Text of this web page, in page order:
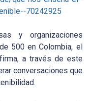
70242925
y organizaciones
500 en Colombia, el
a través de este
conversaciones que